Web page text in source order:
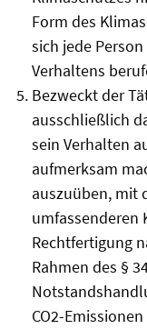
Form des
sich jede
Verhaltens
Bezweckt der
ausschließlich
sein Verhalten
aufmerksam
auszuüben, mit
umfassenderen
Rechtfertigung
Rahmen des §
CO2-